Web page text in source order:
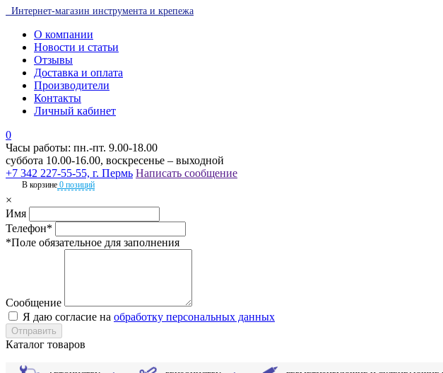
Интернет-магазин инструмента и крепежа
О компании
Новости и статьи
Отзывы
Доставка и оплата
Производители
Контакты
Личный кабинет
0
Часы работы: пн.-пт. 9.00-18.00
суббота 10.00-16.00, воскресенье – выходной
+7 342 227-55-55, г. Пермь Написать сообщение
В корзине 0 позиций
×
Имя
Телефон*
*Поле обязательное для заполнения
Сообщение
Я даю согласие на обработку персональных данных
Каталог товаров